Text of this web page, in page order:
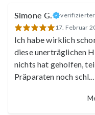
Simone G.
17. Februar
Ich habe wirklich
diese unerträglichen
nichts hat geholfen,
Präparaten noch schl...